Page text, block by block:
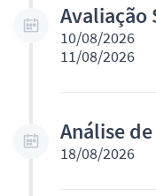
Avaliação
10/08/2026
11/08/2026
Análise
18/08/2026